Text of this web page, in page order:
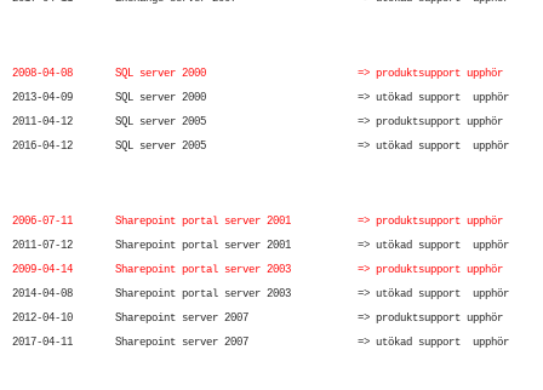
2008-04-08 SQL server 2000 => produktsupport upphör
2013-04-09 SQL server 2000 => utökad support upphör
2011-04-12 SQL server 2005 => produktsupport upphör
2016-04-12 SQL server 2005 => utökad support upphör
2006-07-11 Sharepoint portal server 2001 => produktsupport upphör
2011-07-12 Sharepoint portal server 2001 => utökad support upphör
2009-04-14 Sharepoint portal server 2003 => produktsupport upphör
2014-04-08 Sharepoint portal server 2003 => utökad support upphör
2012-04-10 Sharepoint server 2007 => produktsupport upphör
2017-04-11 Sharepoint server 2007 => utökad support upphör